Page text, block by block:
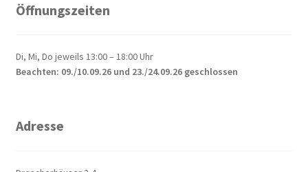
Öffnungszeiten
Di, Mi, Do jeweils 13:00 – 18:00 Uhr
Beachten: 09./10.09.26 und 23./24.09.26 geschlossen
Adresse